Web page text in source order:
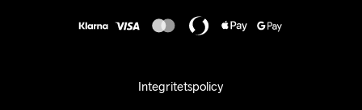
Integritetspolicy